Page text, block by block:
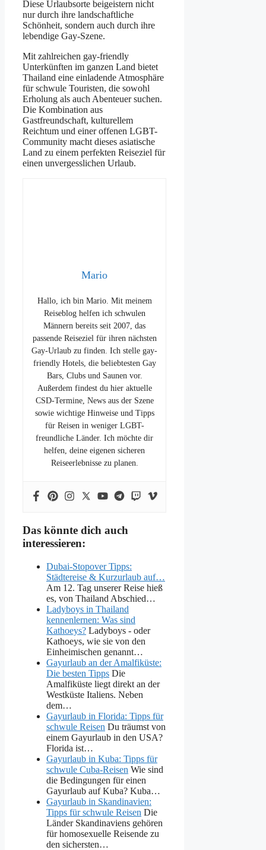
Diese Urlaubsorte beigeistern nicht
nur durch ihre landschaftliche
Schönheit, sondern auch durch ihre
lebendige Gay-Szene.
Mit zahlreichen gay-friendly
Unterkünften im ganzen Land bietet
Thailand eine einladende Atmosphäre
für schwule Touristen, die sowohl
Erholung als auch Abenteuer suchen.
Die Kombination aus
Gastfreundschaft, kulturellem
Reichtum und einer offenen LGBT-
Community macht dieses asiatische
Land zu einem perfekten Reiseziel für
einen unvergesslichen Urlaub.
Mario
Hallo, ich bin Mario. Mit meinem
Reiseblog helfen ich schwulen
Männern bereits seit 2007, das
passende Reiseziel für ihren nächsten
Gay-Urlaub zu finden. Ich stelle gay-
friendly Hotels, die beliebtesten Gay
Bars, Clubs und Saunen vor.
Außerdem findest du hier aktuelle
CSD-Termine, News aus der Szene
sowie wichtige Hinweise und Tipps
für Reisen in weniger LGBT-
freundliche Länder. Ich möchte dir
helfen, deine eigenen sicheren
Reiseerlebnisse zu planen.
Das könnte dich auch
interessieren:
Dubai-Stopover Tipps:
Städtereise & Kurzurlaub auf…
Am 12. Tag unserer Reise hieß
es, von Thailand Abschied…
Ladyboys in Thailand
kennenlernen: Was sind
Kathoeys? Ladyboys - oder
Kathoeys, wie sie von den
Einheimischen genannt…
Gayurlaub an der Amalfiküste:
Die besten Tipps Die
Amalfiküste liegt direkt an der
Westküste Italiens. Neben
dem…
Gayurlaub in Florida: Tipps für
schwule Reisen Du träumst von
einem Gayurlaub in den USA?
Florida ist…
Gayurlaub in Kuba: Tipps für
schwule Cuba-Reisen Wie sind
die Bedingungen für einen
Gayurlaub auf Kuba? Kuba…
Gayurlaub in Skandinavien:
Tipps für schwule Reisen Die
Länder Skandinaviens gehören
für homosexuelle Reisende zu
den sichersten…